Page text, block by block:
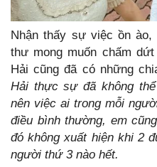
Nhận thấy sự việc ồn
thư mong muốn chấm
Hải cũng đã có những
Hải thực sự đã không
nên việc ai trong mỗi
điều bình thường, em
đó không xuất hiện khi 2
người thứ 3 nào hết.